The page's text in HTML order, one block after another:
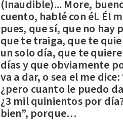
(Inaudible)... More,
cuento, hablé con él. Él
pues, que sí, que no hay
que te traiga, que te
un solo día, que te
días y que obviamente
va a dar, o sea el me dice:
¿pero cuanto le puedo
¿3 mil quinientos por
bien”, porque…